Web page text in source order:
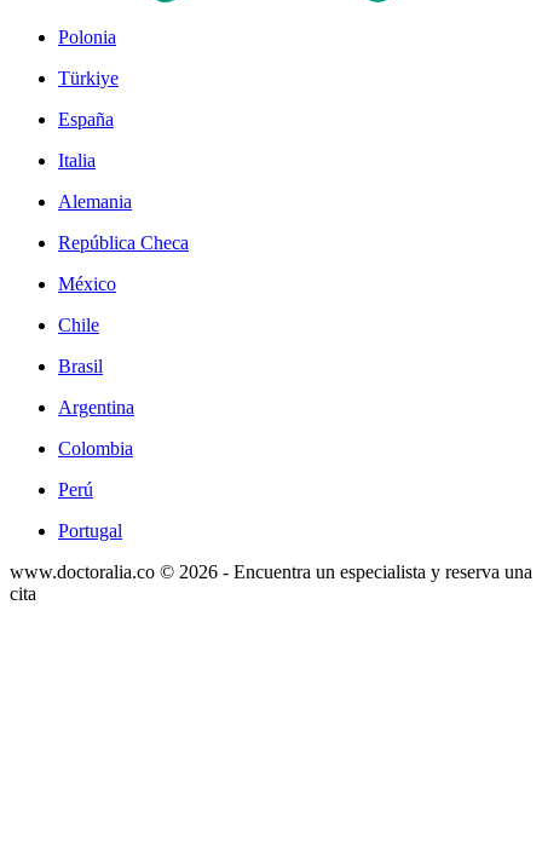
Polonia
Türkiye
España
Italia
Alemania
República Checa
México
Chile
Brasil
Argentina
Colombia
Perú
Portugal
www.doctoralia.co © 2026 - Encuentra un especialista y reserva una
cita